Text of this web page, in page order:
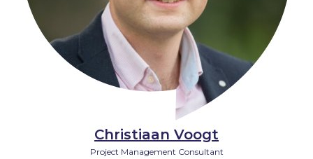
Christiaan Voogt
Project Management Consultant